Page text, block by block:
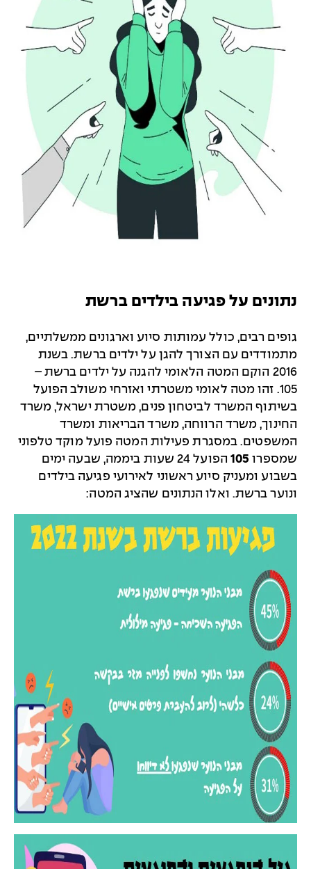
נתונים על פגיעה בילדים ברשת
גופים רבים, כולל עמותות סיוע וארגונים ממשלתיים,
מתמודדים עם הצורך להגן על ילדים ברשת. בשנת
2016 הוקם המטה הלאומי להגנה על ילדים ברשת –
105. זהו מטה לאומי משטרתי ואזרחי משולב הפועל
בשיתוף המשרד לביטחון פנים, משטרת ישראל, משרד
החינוך, משרד הרווחה, משרד הבריאות ומשרד
המשפטים. במסגרת פעילות המטה פועל מוקד טלפוני
שמספרו 105
הפועל 24 שעות ביממה, שבעה ימים
בשבוע ומעניק סיוע ראשוני לאירועי פגיעה בילדים
ונוער ברשת. ואלו הנתונים שהציג המטה: